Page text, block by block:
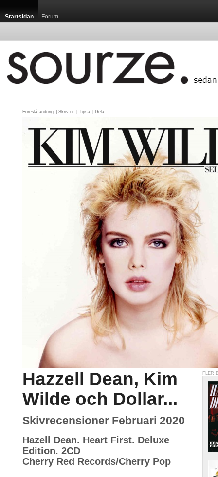
Startsidan Forum
Föreslå ändring Skriv ut Tipsa Dela
FLER
Hazzell Dean, Kim
Wilde och Dollar...
Skivrecensioner Februari 2020
Hazell Dean. Heart First. Deluxe
Edition. 2CD
Cherry Red Records/Cherry Pop